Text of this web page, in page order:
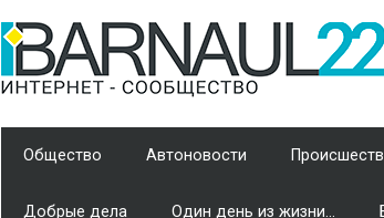
Общество Автоновости
Добрые дела Один день из жизни...